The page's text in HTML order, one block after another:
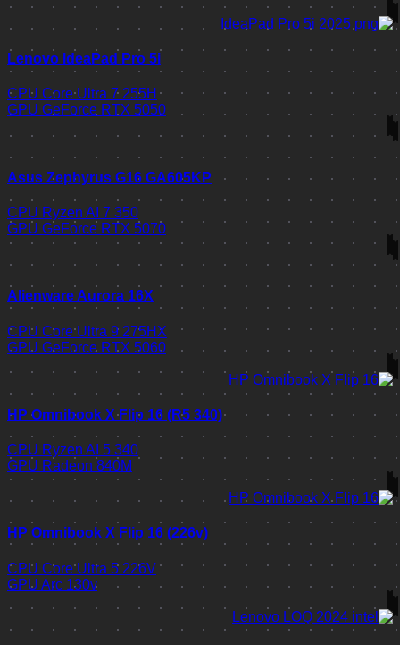
Lenovo IdeaPad Pro 5i
CPU Core Ultra 7 255H
GPU GeForce RTX 5050
Asus Zephyrus G16 GA605KP
CPU Ryzen AI 7 350
GPU GeForce RTX 5070
Alienware Aurora 16X
CPU Core Ultra 9 275HX
GPU GeForce RTX 5060
HP Omnibook X Flip 16 (R5 340)
CPU Ryzen AI 5 340
GPU Radeon 840M
HP Omnibook X Flip 16 (226v)
CPU Core Ultra 5 226V
GPU Arc 130v